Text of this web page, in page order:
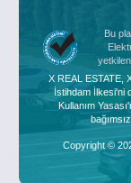
Bu
X REAL ESTATE,
İstihdam İlkesi'ni
Kullanım
Copyright ©